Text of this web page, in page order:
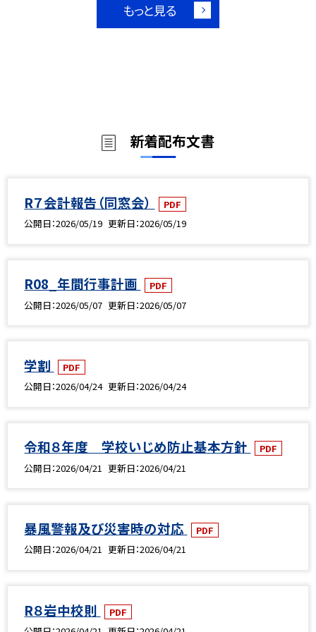
もっと見る
新着配布文書
R７会計報告（同窓会）
PDF
公開日 2026/05/19 更新日 2026/05/19
R08_年間行事計画
PDF
公開日 2026/05/07 更新日 2026/05/07
学割
PDF
公開日 2026/04/24 更新日 2026/04/24
令和８年度 学校いじめ防止基本方針
PDF
公開日 2026/04/21 更新日 2026/04/21
暴風警報及び災害時の対応
PDF
公開日 2026/04/21 更新日 2026/04/21
R８岩中校則
PDF